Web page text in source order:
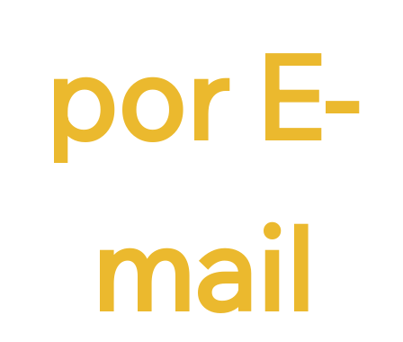
por E-
mail